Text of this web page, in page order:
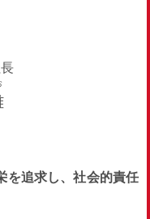
を追求し、社会的責任